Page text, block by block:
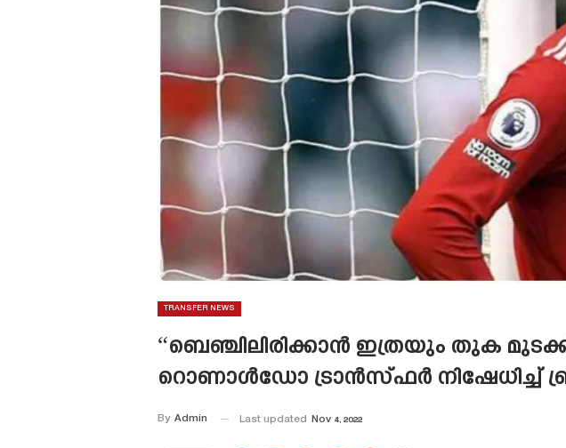
TRANSFER NEWS
“ബെഞ്ചിലിരിക്കാൻ ഇത്രയും തുക മുടക്കി
റൊണാൾഡോ ട്രാൻസ്‌ഫർ നിഷേധിച്ച്
By Admin Last updated Nov 4, 2022